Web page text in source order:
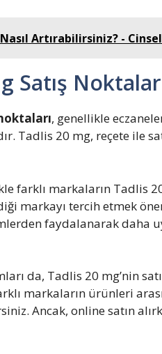
Artırabilirsiniz? -
Satış
, genellikle
Tadlis 20 mg, reçete ile
farklı markaların Tadlis
markayı tercih etmek
faydalanarak daha
da, Tadlis 20 mg’nin
markaların ürünleri
Ancak, online satın